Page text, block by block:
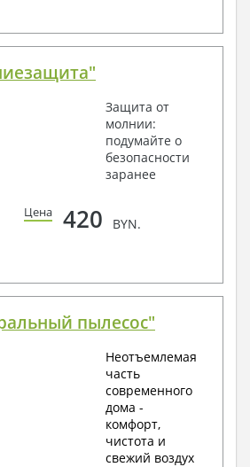
Защита от
молнии:
подумайте о
безопасности
заранее
Цена 420 BYN.
пылесос"
Неотъемлемая
часть
современного
дома -
комфорт,
чистота и
свежий воздух